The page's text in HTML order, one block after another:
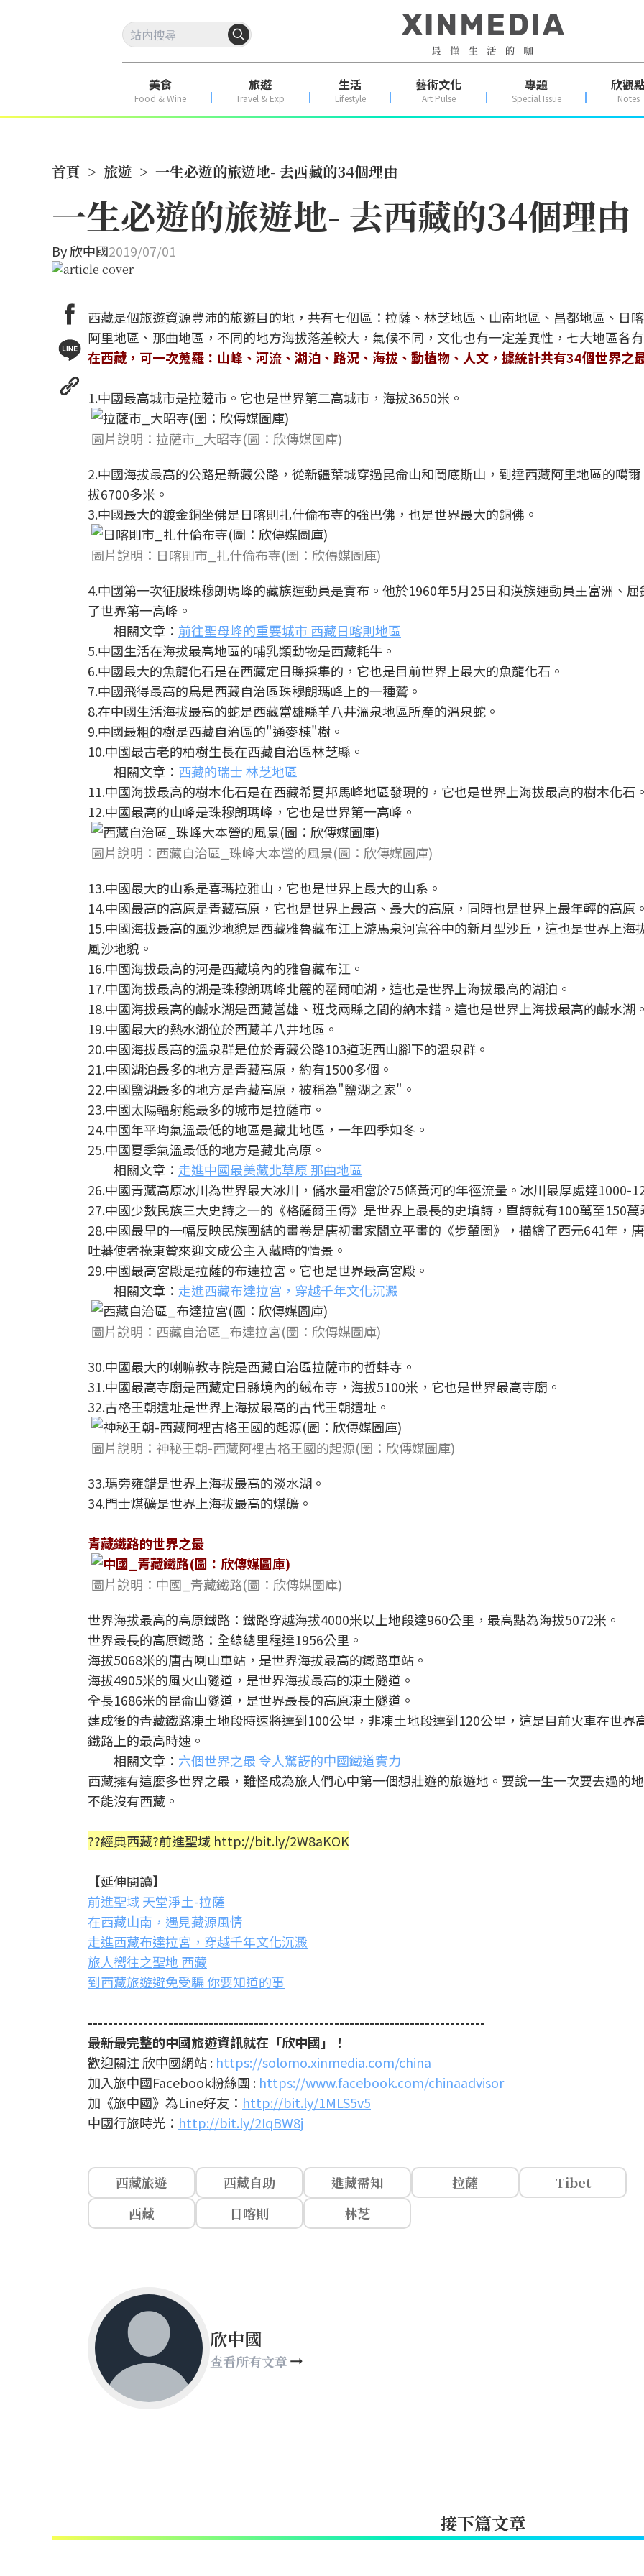
美食
Food & Wine
旅遊
Travel & Exp
生活
Lifestyle
藝術文化
Art Pulse
專題
Special Issue
欣觀點
Notes
首頁 > 旅遊 > 一生必遊的旅遊地- 去西藏的34個理由
一生必遊的旅遊地- 去西藏的34個理由
By欣中國2019/07/01
西藏是個旅遊資源豐沛的旅遊目的地，共有七個區：拉薩、林芝地區、山南地區、昌都地區、日
阿里地區、那曲地區，不同的地方海拔落差較大，氣候不同，文化也有一定差異性，七大地區各有
在西藏，可一次蒐羅：山峰、河流、湖泊、路況、海拔、動植物、人文，據統計共有34個世界之
1.中國最高城市是拉薩市。它也是世界第二高城市，海拔3650米。
圖片說明：拉薩市_大昭寺(圖：欣傳媒圖庫)
2.中國海拔最高的公路是新藏公路，從新疆葉城穿過昆侖山和岡底斯山，到達西藏阿里地區的噶
拔6700多米。
3.中國最大的鍍金銅坐佛是日喀則扎什倫布寺的強巴佛，也是世界最大的銅佛。
圖片說明：日喀則市_扎什倫布寺(圖：欣傳媒圖庫)
4.中國第一次征服珠穆朗瑪峰的藏族運動員是貢布。他於1960年5月25日和漢族運動員王富洲、屈
了世界第一高峰。
相關文章： 前往聖母峰的重要城市 西藏日喀則地區
5.中國生活在海拔最高地區的哺乳類動物是西藏耗牛。
6.中國最大的魚龍化石是在西藏定日縣採集的，它也是目前世界上最大的魚龍化石。
7.中國飛得最高的鳥是西藏自治區珠穆朗瑪峰上的一種鷲。
8.在中國生活海拔最高的蛇是西藏當雄縣羊八井溫泉地區所產的溫泉蛇。
9.中國最粗的樹是西藏自治區的"通麥棟"樹。
10.中國最古老的柏樹生長在西藏自治區林芝縣。
相關文章： 西藏的瑞士 林芝地區
11.中國海拔最高的樹木化石是在西藏希夏邦馬峰地區發現的，它也是世界上海拔最高的樹木化石。
12.中國最高的山峰是珠穆朗瑪峰，它也是世界第一高峰。
圖片說明：西藏自治區_珠峰大本營的風景(圖：欣傳媒圖庫)
13.中國最大的山系是喜瑪拉雅山，它也是世界上最大的山系。
14.中國最高的高原是青藏高原，它也是世界上最高、最大的高原，同時也是世界上最年輕的高原。
15.中國海拔最高的風沙地貌是西藏雅魯藏布江上游馬泉河寬谷中的新月型沙丘，這也是世界上海
風沙地貌。
16.中國海拔最高的河是西藏境內的雅魯藏布江。
17.中國海拔最高的湖是珠穆朗瑪峰北麓的霍爾帕湖，這也是世界上海拔最高的湖泊。
18.中國海拔最高的鹹水湖是西藏當雄、班戈兩縣之間的納木錯。這也是世界上海拔最高的鹹水湖。
19.中國最大的熱水湖位於西藏羊八井地區。
20.中國海拔最高的溫泉群是位於青藏公路103道班西山腳下的溫泉群。
21.中國湖泊最多的地方是青藏高原，約有1500多個。
22.中國鹽湖最多的地方是青藏高原，被稱為"鹽湖之家"。
23.中國太陽輻射能最多的城市是拉薩市。
24.中國年平均氣溫最低的地區是藏北地區，一年四季如冬。
25.中國夏季氣溫最低的地方是藏北高原。
相關文章： 走進中國最美藏北草原 那曲地區
26.中國青藏高原冰川為世界最大冰川，儲水量相當於75條黃河的年徑流量。冰川最厚處達1000-
27.中國少數民族三大史詩之一的《格薩爾王傳》是世界上最長的史填詩，單詩就有100萬至150萬
28.中國最早的一幅反映民族團結的畫卷是唐初畫家閻立平畫的《步輦圖》，描繪了西元641年，
吐蕃使者祿東贊來迎文成公主入藏時的情景。
29.中國最高宮殿是拉薩的布達拉宮。它也是世界最高宮殿。
相關文章： 走進西藏布達拉宮，穿越千年文化沉澱
圖片說明：西藏自治區_布達拉宮(圖：欣傳媒圖庫)
30.中國最大的喇嘛教寺院是西藏自治區拉薩市的哲蚌寺。
31.中國最高寺廟是西藏定日縣境內的絨布寺，海拔5100米，它也是世界最高寺廟。
32.古格王朝遺址是世界上海拔最高的古代王朝遺址。
圖片說明：神秘王朝-西藏阿裡古格王國的起源(圖：欣傳媒圖庫)
33.瑪旁雍錯是世界上海拔最高的淡水湖。
34.門士煤礦是世界上海拔最高的煤礦。
青藏鐵路的世界之最
圖片說明：中國_青藏鐵路(圖：欣傳媒圖庫)
世界海拔最高的高原鐵路：鐵路穿越海拔4000米以上地段達960公里，最高點為海拔5072米。
世界最長的高原鐵路：全線總里程達1956公里。
海拔5068米的唐古喇山車站，是世界海拔最高的鐵路車站。
海拔4905米的風火山隧道，是世界海拔最高的凍土隧道。
全長1686米的昆侖山隧道，是世界最長的高原凍土隧道。
建成後的青藏鐵路凍土地段時速將達到100公里，非凍土地段達到120公里，這是目前火車在世界
鐵路上的最高時速。
相關文章： 六個世界之最 令人驚訝的中國鐵道實力
西藏擁有這麼多世界之最，難怪成為旅人們心中第一個想壯遊的旅遊地。要說一生一次要去過的
不能沒有西藏。
??經典西藏?前進聖域 http://bit.ly/2W8aKOK
【延伸閱讀】
前進聖域 天堂淨土-拉薩
在西藏山南，遇見藏源風情
走進西藏布達拉宮，穿越千年文化沉澱
旅人嚮往之聖地 西藏
到西藏旅遊避免受騙 你要知道的事
-------------------------------------------------------------------------------
最新最完整的中國旅遊資訊就在「欣中國」！
歡迎關注 欣中國網站 : https://solomo.xinmedia.com/china
加入旅中國Facebook粉絲團 : https://www.facebook.com/chinaadvisor
加《旅中國》為Line好友： http://bit.ly/1MLS5v5
中國行旅時光： http://bit.ly/2IqBW8j
西藏旅遊 西藏自助 進藏需知 拉薩
Tibet
西藏
日喀則 林芝
欣中國
查看所有文章
接下篇文章